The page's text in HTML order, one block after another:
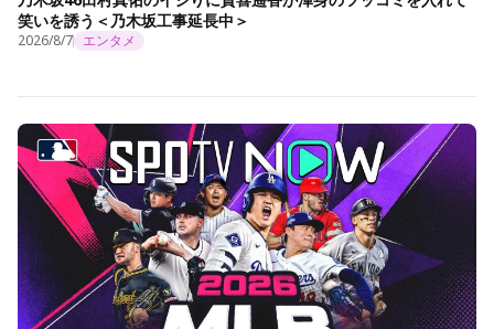
笑いを誘う＜乃木坂工事延長中＞
2026/8/7 エンタメ